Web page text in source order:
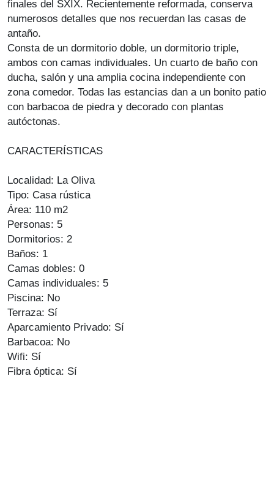
finales del SXIX. Recientemente reformada, conserva
numerosos detalles que nos recuerdan las casas de
antaño.
Consta de un dormitorio doble, un dormitorio triple,
ambos con camas individuales. Un cuarto de baño con
ducha, salón y una amplia cocina independiente con
zona comedor. Todas las estancias dan a un bonito patio
con barbacoa de piedra y decorado con plantas
autóctonas.
CARACTERÍSTICAS
Localidad: La Oliva
Tipo: Casa rústica
Área: 110 m2
Personas: 5
Dormitorios: 2
Baños: 1
Camas dobles: 0
Camas individuales: 5
Piscina: No
Terraza: Sí
Aparcamiento Privado: Sí
Barbacoa: No
Wifi: Sí
Fibra óptica: Sí